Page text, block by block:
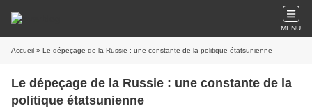
MENU
Accueil » Le dépeçage de la Russie : une constante de la politique étatsunienne
Le dépeçage de la Russie : une constante de la
politique étatsunienne